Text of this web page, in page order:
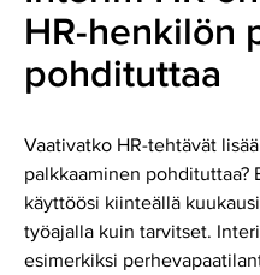
HR-henkilön
pohdituttaa
Vaativatko HR-tehtävät
palkkaaminen pohdituttaa?
käyttöösi kiinteällä
työajalla kuin tarvitset.
esimerkiksi